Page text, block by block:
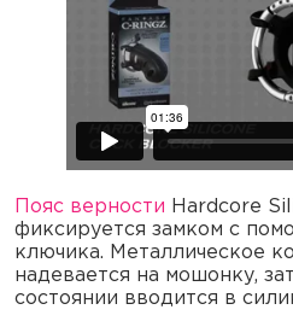
Пояс верности Hardcore
фиксируется замком с
ключика. Металлическое
надевается на мошонку,
состоянии вводится в